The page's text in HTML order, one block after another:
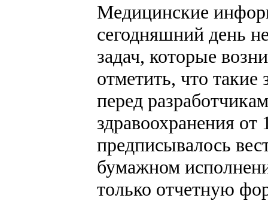
Медицинские
сегодняшний день
задач, которые
отметить, что такие
перед
здравоохранения
предписывалось
бумажном
только отчетную